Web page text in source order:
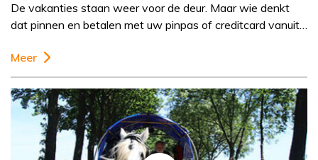
De vakanties staan weer voor de deur. Maar wie denkt
dat pinnen en betalen met uw pinpas of creditcard vanuit…
Meer